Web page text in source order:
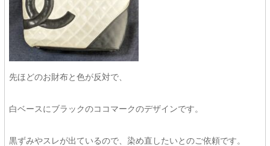
先ほどのお財布と色が反対で、
白ベースにブラックのココマークのデザインです。
黒ずみやスレが出ているので、染め直したいとのご依頼です。